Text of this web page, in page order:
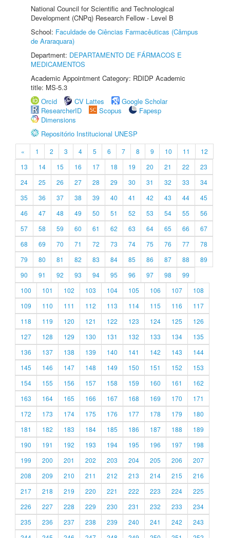
National Council for Scientific and Technological
Development (CNPq) Research Fellow - Level B
School: Faculdade de Ciências Farmacêuticas (Câmpus
de Araraquara)
Department: DEPARTAMENTO DE FÁRMACOS E
MEDICAMENTOS
Academic Appointment Category: RDIDP Academic
title: MS-5.3
Orcid
CV Lattes
Google Scholar
ResearcherID
Scopus
Fapesp
Dimensions
Repositório Institucional UNESP
« 1 2 3 4 5 6 7 8 9 10 11
12
13
14 15 16 17 18 19 20 21 22
23
24
25 26 27 28 29 30 31 32 33
34
35
36 37 38 39 40 41 42 43 44
45
46
47 48 49 50 51 52 53 54 55
56
57
58 59 60 61 62 63 64 65 66
67
68
69 70 71 72 73 74 75 76 77
78
79
80 81 82 83 84 85 86 87 88
89
90
91 92 93 94 95 96 97 98
99
100
101 102 103 104 105 106 107
108
109
110 111 112 113 114 115 116
117
118
119 120 121 122 123 124 125
126
127
128 129 130 131 132 133 134
135
136
137 138 139 140 141 142 143
144
145
146 147 148 149 150 151 152
153
154
155 156 157 158 159 160 161
162
163
164 165 166 167 168 169 170
171
172
173 174 175 176 177 178 179
180
181
182 183 184 185 186 187 188
189
190
191 192 193 194 195 196 197
198
199
200 201 202 203 204 205 206
207
208
209 210 211 212 213 214 215
216
217
218 219 220 221 222 223 224
225
226
227 228 229 230 231 232 233
234
235
236 237 238 239 240 241 242
243